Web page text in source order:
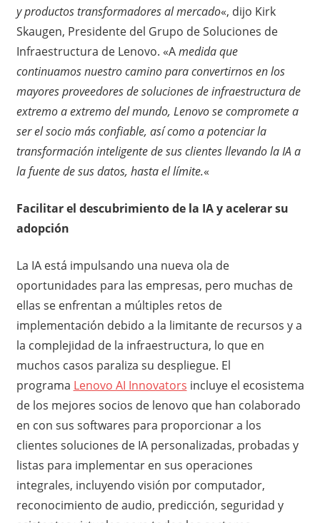
y productos transformadores al mercado«, dijo Kirk
Skaugen, Presidente del Grupo de Soluciones de
Infraestructura de Lenovo. «Amedida que
continuamos nuestro camino para convertirnos en los
mayores proveedores de soluciones de infraestructura de
extremo a extremo del mundo, Lenovo se compromete a
ser el socio más confiable, así como a potenciar la
transformación inteligente de sus clientes llevando la IA a
la fuente de sus datos, hasta el límite.«
Facilitar el descubrimiento de la IA y acelerar su
adopción
La IA está impulsando una nueva ola de
oportunidades para las empresas, pero muchas de
ellas se enfrentan a múltiples retos de
implementación debido a la limitante de recursos y a
la complejidad de la infraestructura, lo que en
muchos casos paraliza su despliegue. El
programa Lenovo AI Innovators incluye el ecosistema
de los mejores socios de lenovo que han colaborado
en con sus softwares para proporcionar a los
clientes soluciones de IA personalizadas, probadas y
listas para implementar en sus operaciones
integrales, incluyendo visión por computador,
reconocimiento de audio, predicción, seguridad y